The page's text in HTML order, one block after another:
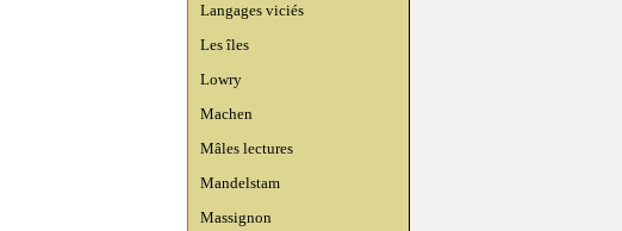
Langages viciés
Les îles
Lowry
Machen
Mâles lectures
Mandelstam
Massignon